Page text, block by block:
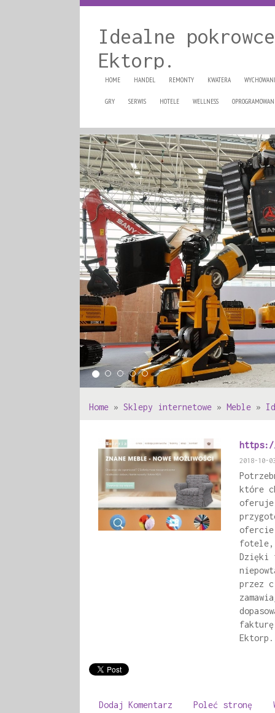
Idealne
Ektorp.
HOME HANDEL REMONTY KWATERA
GRY SERWIS HOTELE WELLNESS
Home » Sklepy internetowe » Meble »
2018-10-
które
oferuje
fotele,
Dzięki
przez
Ektorp.
Dodaj Komentarz Poleć stronę